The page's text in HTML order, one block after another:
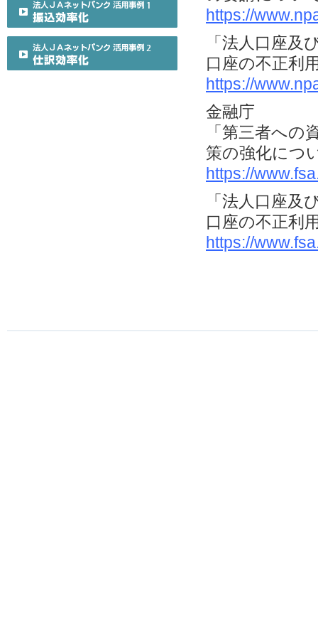
https://
「法人口座
口座の不正利
https://
金融庁
「第三者への
策の強化につ
https://
「法人口座
口座の不正利
https://